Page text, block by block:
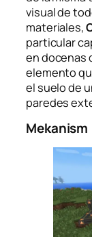
visual de
materiales,
particular
en docenas
elemento
el suelo de
paredes
Mekanism